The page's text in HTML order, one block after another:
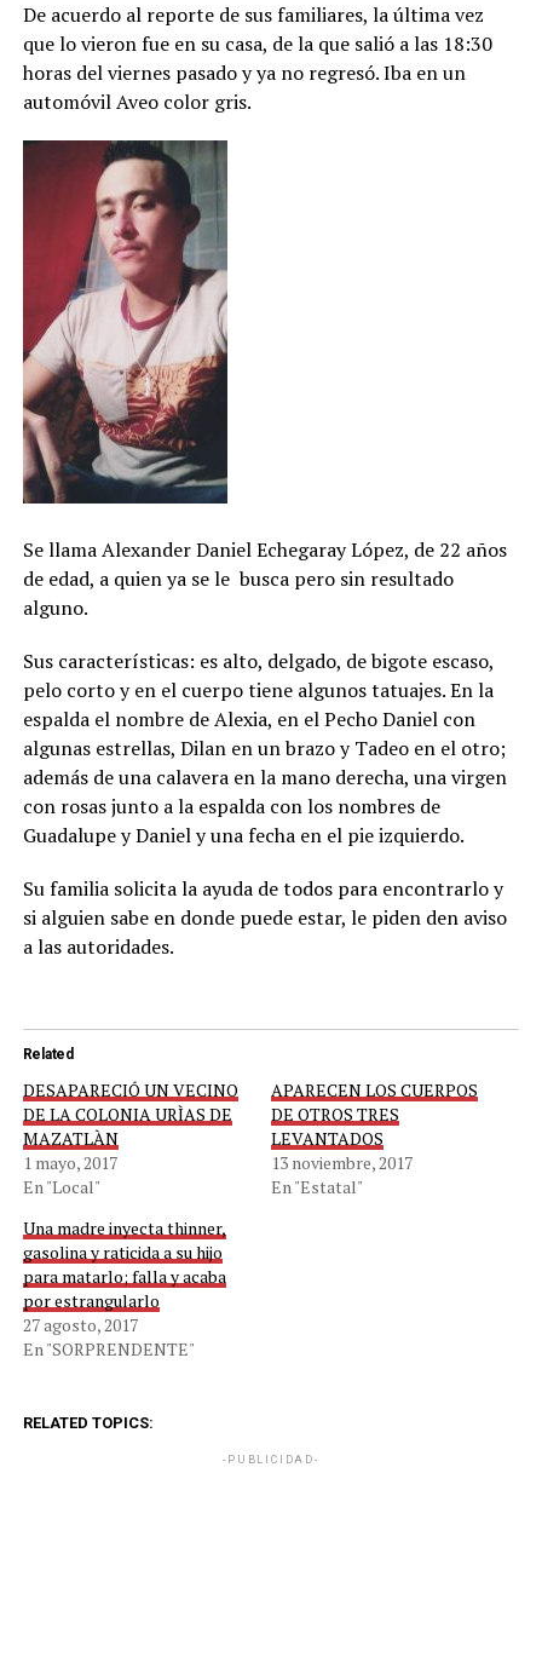
De acuerdo al reporte de sus familiares, la última vez
que lo vieron fue en su casa, de la que salió a las 18:30
horas del viernes pasado y ya no regresó. Iba en un
automóvil Aveo color gris.
Se llama Alexander Daniel Echegaray López, de 22 años
de edad, a quien ya se le busca pero sin resultado
alguno.
Sus características: es alto, delgado, de bigote escaso,
pelo corto y en el cuerpo tiene algunos tatuajes. En la
espalda el nombre de Alexia, en el Pecho Daniel con
algunas estrellas, Dilan en un brazo y Tadeo en el otro;
además de una calavera en la mano derecha, una virgen
con rosas junto a la espalda con los nombres de
Guadalupe y Daniel y una fecha en el pie izquierdo.
Su familia solicita la ayuda de todos para encontrarlo y
si alguien sabe en donde puede estar, le piden den aviso
a las autoridades.
Related
DESAPARECIÓ UN VECINO
DE LA COLONIA URÌAS DE
MAZATLÀN
1 mayo, 2017
En "Local"
APARECEN LOS CUERPOS
DE OTROS TRES
LEVANTADOS
13 noviembre, 2017
En "Estatal"
Una madre inyecta thinner,
gasolina y raticida a su hijo
para matarlo; falla y acaba
por estrangularlo
27 agosto, 2017
En "SORPRENDENTE"
RELATED TOPICS:
-PUBLICIDAD-